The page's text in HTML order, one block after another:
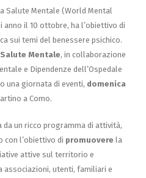
Salute Mentale (World Mental
anno il 10 ottobre, ha l’obiettivo di
sui temi del benessere psichico.
Mentale, in collaborazione
e Dipendenze dell’Ospedale
una giornata di eventi, domenica
a Como.
un ricco programma di attività,
con l’obiettivo di promuovere la
attive sul territorio e
associazioni, utenti, familiari e